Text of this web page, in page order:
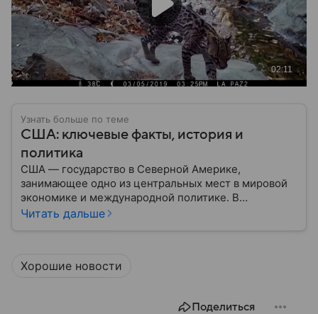
Узнать больше по теме
США: ключевые факты, история и
политика
США — государство в Северной Америке,
занимающее одно из центральных мест в мировой
экономике и международной политике. В
материале — основные сведения об этой стране.
Читать дальше
Хорошие новости
Поделиться